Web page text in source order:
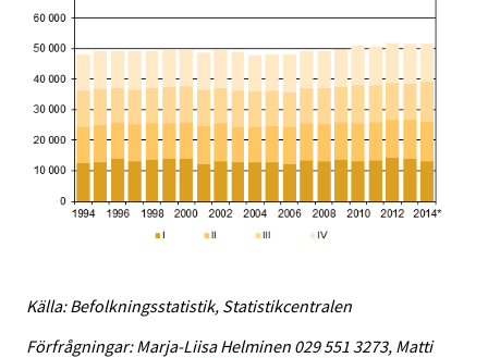
Källa: Befolkningsstatistik, Statistikcentralen
Förfrågningar: Marja-Liisa Helminen 029 551 3273, Matti